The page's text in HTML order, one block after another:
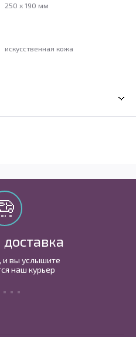
250 x 190 мм
искусственная кожа
и вы услышите
наш курьер